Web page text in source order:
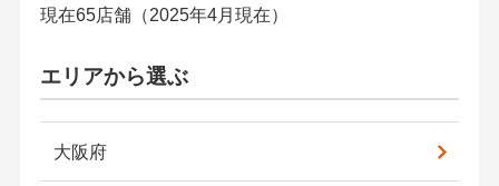
現在65店舗（2025年4月現在）
エリアから選ぶ
大阪府